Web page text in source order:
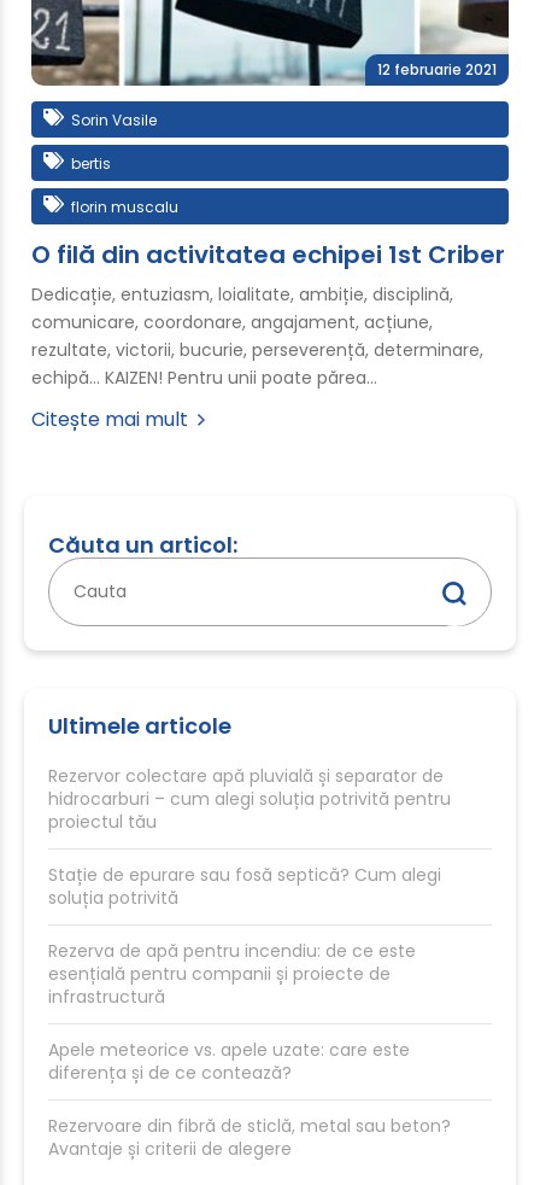
Căuta un articol:
Caută
după:
Ultimele articole
Rezervor colectare apă pluvială și separator de
hidrocarburi – cum alegi soluția potrivită pentru
proiectul tău
Stație de epurare sau fosă septică? Cum alegi
soluția potrivită
Rezerva de apă pentru incendiu: de ce este
esențială pentru companii și proiecte de
infrastructură
Apele meteorice vs. apele uzate: care este
diferența și de ce contează?
Rezervoare din fibră de sticlă, metal sau beton?
Avantaje și criterii de alegere
12 februarie 2021
Sorin Vasile
bertis
florin muscalu
O filă din activitatea echipei 1st Criber
Dedicație, entuziasm, loialitate, ambiție, disciplină,
comunicare, coordonare, angajament, acțiune,
rezultate, victorii, bucurie, perseverență, determinare,
echipă... KAIZEN! Pentru unii poate părea…
Citește mai mult